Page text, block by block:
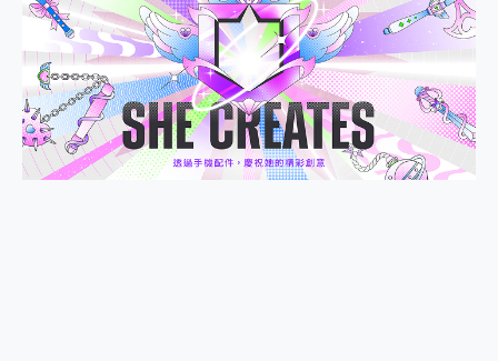
人像旗艦 vivo V30 系列 開箱 評測! 首搭蔡司光學鏡頭、攝影棚級柔光環、拍攝功能最好玩的美拍神機 vivo V30 Pro
多個願望一次滿足 超強散熱 微星 MSI Claw A1M-026TW 電競掌機 開箱 評測
OPPO 哈蘇 300mm 專業增距鏡實測：Find X9 Ultra 光學長焦隨手拍，紀錄生活就是這麼簡單
Motorola edge 70 pro 及 moto g37 power上市，登錄在送飛利浦氣炸鍋
近八千元的 Soundcore Liberty 5 Pro Max，有螢幕的耳機會是智商稅嗎?
ASUS Pad 全面應援 Me Time，加碼愛奇藝黃金雙周卡體驗，專案價最低 NT$0 起